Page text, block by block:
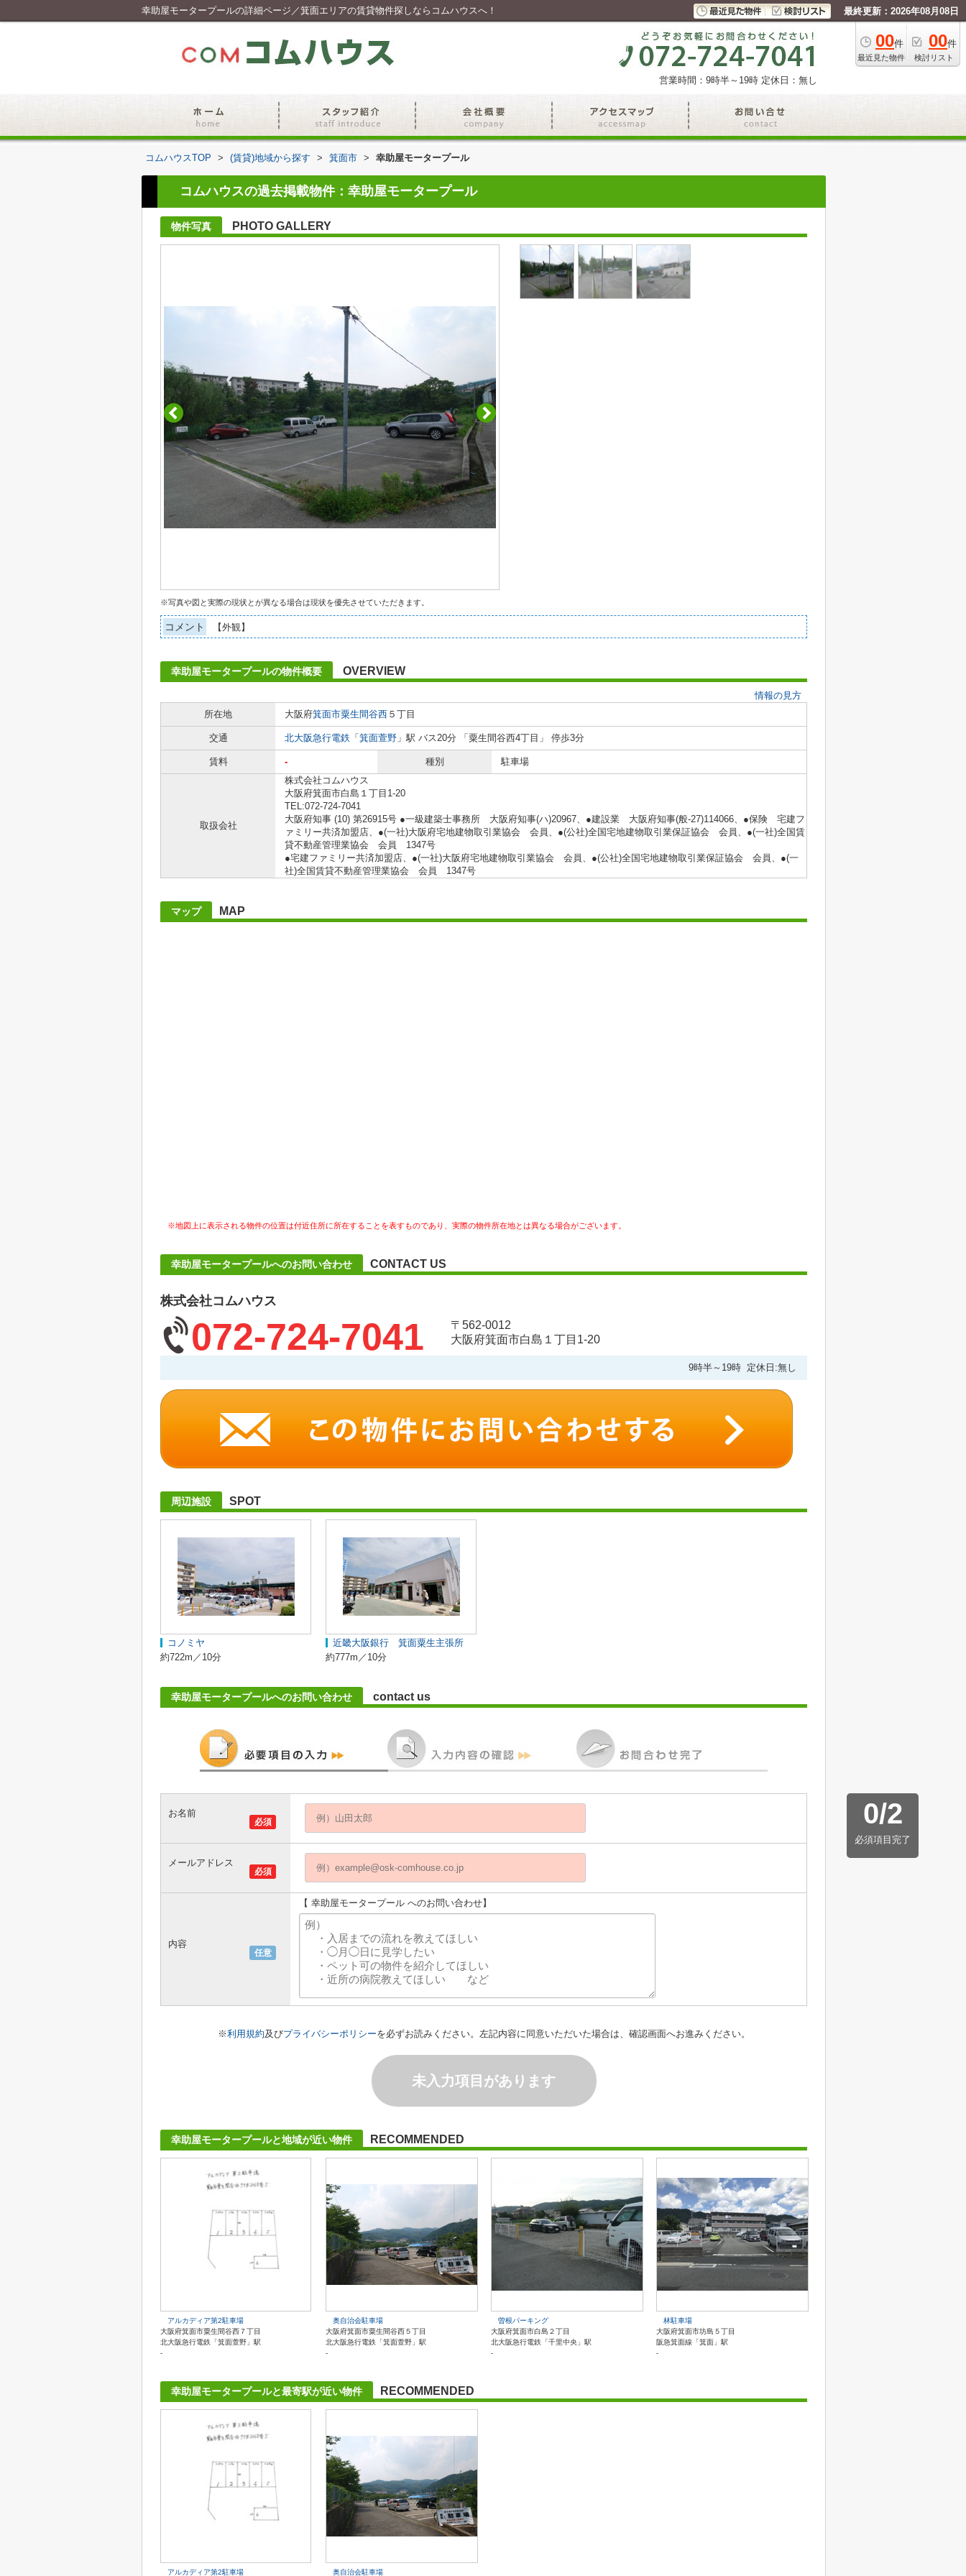
幸助屋モータープールの詳細ページ／箕面エリアの賃貸物件探しならコムハウスへ！ 最終更新：2026年08月08日
00件
最近見た物件
00件
検討リスト
営業時間：9時半～19時 定休日：無し
コムハウスTOP > (賃貸)地域から探す > 箕面市 > 幸助屋モータープール
コムハウスの過去掲載物件：幸助屋モータープール
物件写真 PHOTO GALLERY
※写真や図と実際の現状とが異なる場合は現状を優先させていただきます。
コメント 【外観】
幸助屋モータープールの物件概要 OVERVIEW
情報の見方
所在地
大阪府箕面市粟生間谷西 ５丁目
交通 北大阪急行電鉄 「 箕面萱野 」駅 バス20分 「粟生間谷西4丁目」 停歩3分
賃料 - 種別 駐車場
取扱会社
株式会社コムハウス
大阪府箕面市白島１丁目1-20
TEL:072-724-7041
大阪府知事 (10) 第26915号 ●一級建築士事務所 大阪府知事(ハ)20967、●建設業 大阪府知事(般‐27)114066、●保険 宅建フ
ァミリー共済加盟店、●(一社)大阪府宅地建物取引業協会 会員、●(公社)全国宅地建物取引業保証協会 会員、●(一社)全国賃
貸不動産管理業協会 会員 1347号
●宅建ファミリー共済加盟店、●(一社)大阪府宅地建物取引業協会 会員、●(公社)全国宅地建物取引業保証協会 会員、●(一
社)全国賃貸不動産管理業協会 会員 1347号
マップ MAP
※地図上に表示される物件の位置は付近住所に所在することを表すものであり、実際の物件所在地とは異なる場合がございます。
幸助屋モータープールへのお問い合わせ CONTACT US
株式会社コムハウス
072-724-7041
〒562-0012
大阪府箕面市白島１丁目1-20
9時半～19時 定休日:無し
周辺施設 SPOT
コノミヤ
約722m／10分
近畿大阪銀行 箕面粟生主張所
約777m／10分
幸助屋モータープールへのお問い合わせ contact us
0/2
必須項目完了
必須
お名前
必須
メールアドレス
任意
内容
【 幸助屋モータープール へのお問い合わせ】
※利用規約及びプライバシーポリシーを必ずお読みください。左記内容に同意いただいた場合は、確認画面へお進みください。
未入力項目があります
幸助屋モータープールと地域が近い物件 RECOMMENDED
アルカディア第2駐車場
大阪府箕面市粟生間谷西７丁目
北大阪急行電鉄「箕面萱野」駅
-
奥自治会駐車場
大阪府箕面市粟生間谷西５丁目
北大阪急行電鉄「箕面萱野」駅
-
曽根パーキング
大阪府箕面市白島２丁目
北大阪急行電鉄「千里中央」駅
-
林駐車場
大阪府箕面市坊島５丁目
阪急箕面線「箕面」駅
-
幸助屋モータープールと最寄駅が近い物件 RECOMMENDED
アルカディア第2駐車場 奥自治会駐車場